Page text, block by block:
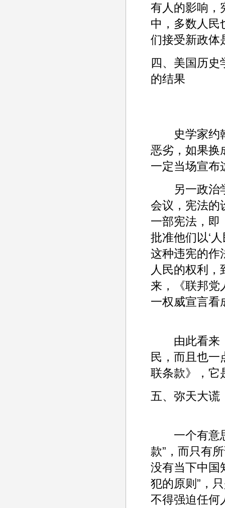
有人的影响，
中，多数人民
们接受新政体
四、美国历
的结果
史学家约翰
恶劣，如果换
一定当场宣布
另一政治学
会议，宪法的
一部宪法，即
批准他们以‘
这种违宪的作
人民的权利
来，《联邦党
一权威宣言看
由此看来，
民，而且也一
联条款》，它
五、弥天大谎
一个有意思
款”，而只有
没有当下中国
犯的原则”，
不得强迫任何